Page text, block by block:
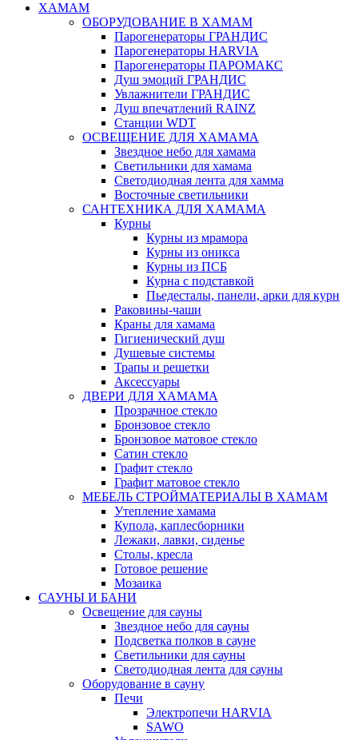
ХАМАМ
ОБОРУДОВАНИЕ В ХАМАМ
Парогенераторы ГРАНДИС
Парогенераторы HARVIA
Парогенераторы ПАРОМАКС
Душ эмоций ГРАНДИС
Увлажнители ГРАНДИС
Душ впечатлений RAINZ
Станции WDT
ОСВЕЩЕНИЕ ДЛЯ ХАМАМА
Звездное небо для хамама
Светильники для хамама
Светодиодная лента для хамма
Восточные светильники
САНТЕХНИКА ДЛЯ ХАМАМА
Курны
Курны из мрамора
Курны из оникса
Курны из ПСБ
Курна с подставкой
Пьедесталы, панели, арки для курн
Раковины-чаши
Краны для хамама
Гигиенический душ
Душевые системы
Трапы и решетки
Аксессуары
ДВЕРИ ДЛЯ ХАМАМА
Прозрачное стекло
Бронзовое стекло
Бронзовое матовое стекло
Сатин стекло
Графит стекло
Графит матовое стекло
МЕБЕЛЬ СТРОЙМАТЕРИАЛЫ В ХАМАМ
Утепление хамама
Купола, каплесборники
Лежаки, лавки, сиденье
Столы, кресла
Готовое решение
Мозаика
САУНЫ И БАНИ
Освещение для сауны
Звездное небо для сауны
Подсветка полков в сауне
Светильники для сауны
Светодиодная лента для сауны
Оборудование в сауну
Печи
Электропечи HARVIA
SAWO